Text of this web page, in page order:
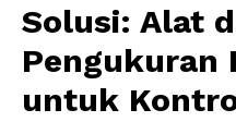
Solusi: Alat
Pengukuran
untuk